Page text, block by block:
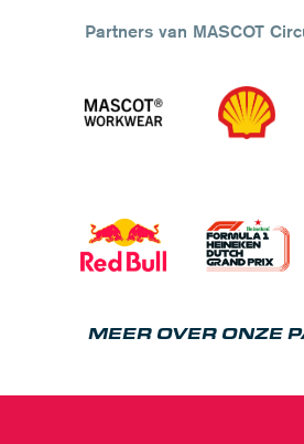
Partners van MASCOT
MEER OVER ONZE